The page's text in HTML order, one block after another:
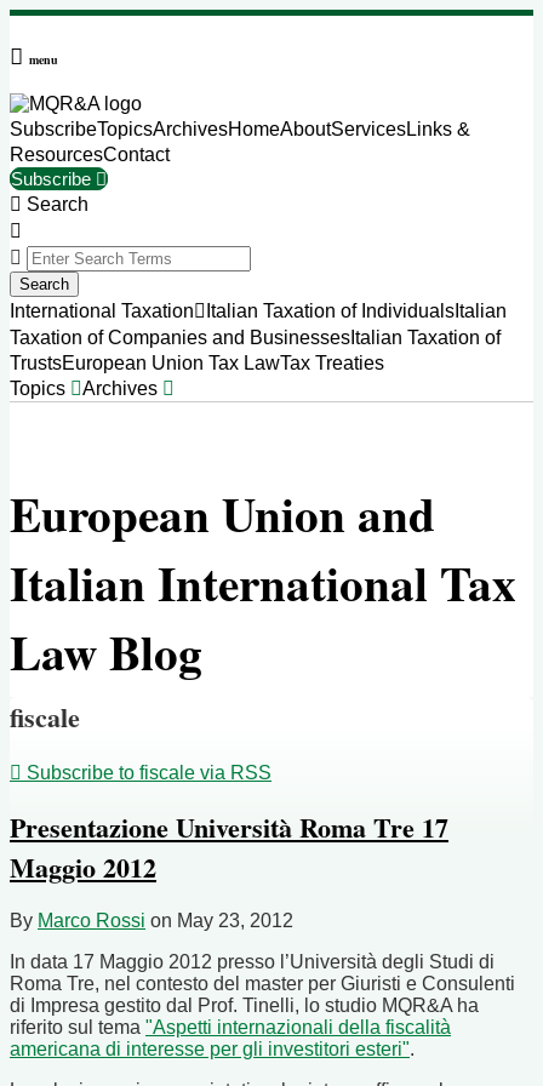
Skip
content
menu
SubscribeTopicsArchivesHomeAboutServicesLinks &
ResourcesContact
Subscribe
Search
Enter
Search
Terms
Search
International Taxation
Sub-
Menu
Italian Taxation of Individuals Italian
Taxation of Companies and Businesses Italian Taxation of
TrustsEuropean Union Tax LawTax Treaties
Topics
Archives
European Union and
Italian International Tax
Law Blog
fiscale
Subscribe to fiscale via RSS
Presentazione Università Roma Tre 17
Maggio 2012
By Marco Rossi on May 23, 2012
In data 17 Maggio 2012 presso l’Università degli Studi di
Roma Tre, nel contesto del master per Giuristi e Consulenti
di Impresa gestito dal Prof. Tinelli, lo studio MQR&A ha
riferito sul tema "Aspetti internazionali della fiscalità
americana di interesse per gli investitori esteri".